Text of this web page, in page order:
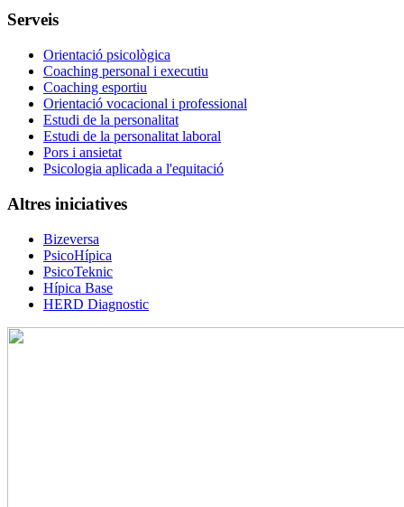
Serveis
Orientació psicològica
Coaching personal i executiu
Coaching esportiu
Orientació vocacional i professional
Estudi de la personalitat
Estudi de la personalitat laboral
Pors i ansietat
Psicologia aplicada a l'equitació
Altres iniciatives
Bizeversa
PsicoHípica
PsicoTeknic
Hípica Base
HERD Diagnostic